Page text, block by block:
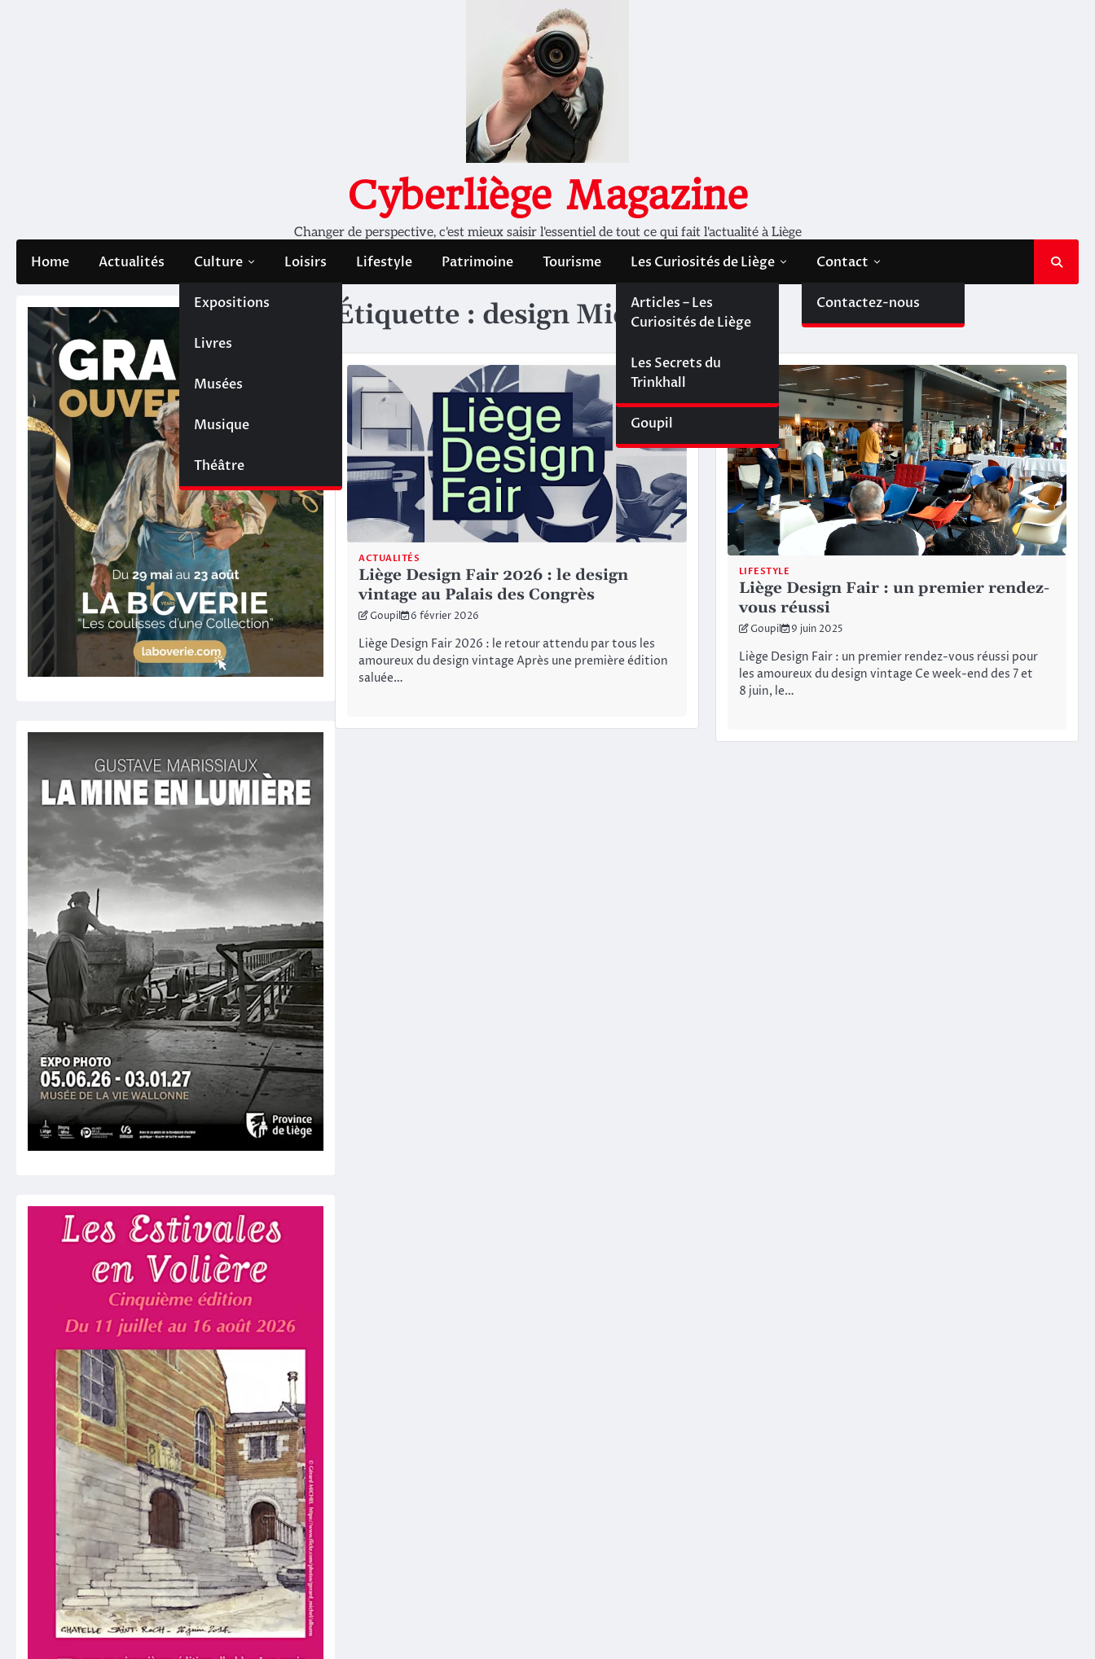
Cyberliège Magazine
Changer de perspective, c'est mieux saisir l'essentiel de tout ce qui fait l'actualité à Liège
Home Actualités Culture
Expositions
Livres
Musées
Musique
Théâtre
Loisirs Lifestyle Patrimoine Tourisme Les Curiosités de Liège
Les Curiosités de
Liège
Articles – Les
Curiosités de Liège
Les dossiers de
Cyberliège Magazine
Les Secrets du
Trinkhall
Goupil
Contact
Contactez-nous
Étiquette : design Mid-Century
ACTUALITÉS
Liège Design Fair 2026 : le design
vintage au Palais des Congrès
Goupil 6 février 2026
Liège Design Fair 2026 : le retour attendu par tous les
amoureux du design vintage Après une première édition
saluée…
LIFESTYLE
Liège Design Fair : un premier rendez-
vous réussi
Goupil 9 juin 2025
Liège Design Fair : un premier rendez-vous réussi pour
les amoureux du design vintage Ce week-end des 7 et
8 juin, le…